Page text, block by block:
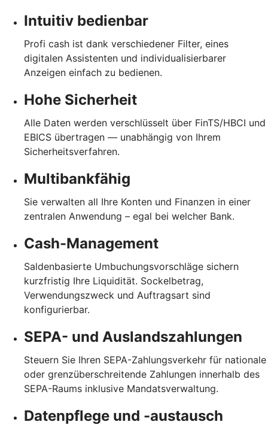
Intuitiv bedienbar
Profi cash ist dank verschiedener Filter, eines
digitalen Assistenten und individualisierbarer
Anzeigen einfach zu bedienen.
Hohe Sicherheit
Alle Daten werden verschlüsselt über FinTS/HBCI und
EBICS übertragen — unabhängig von Ihrem
Sicherheitsverfahren.
Multibankfähig
Sie verwalten all Ihre Konten und Finanzen in einer
zentralen Anwendung – egal bei welcher Bank.
Cash-Management
Saldenbasierte Umbuchungsvorschläge sichern
kurzfristig Ihre Liquidität. Sockelbetrag,
Verwendungszweck und Auftragsart sind
konfigurierbar.
SEPA- und Auslandszahlungen
Steuern Sie Ihren SEPA-Zahlungsverkehr für nationale
oder grenzüberschreitende Zahlungen innerhalb des
SEPA-Raums inklusive Mandatsverwaltung.
Datenpflege und -austausch